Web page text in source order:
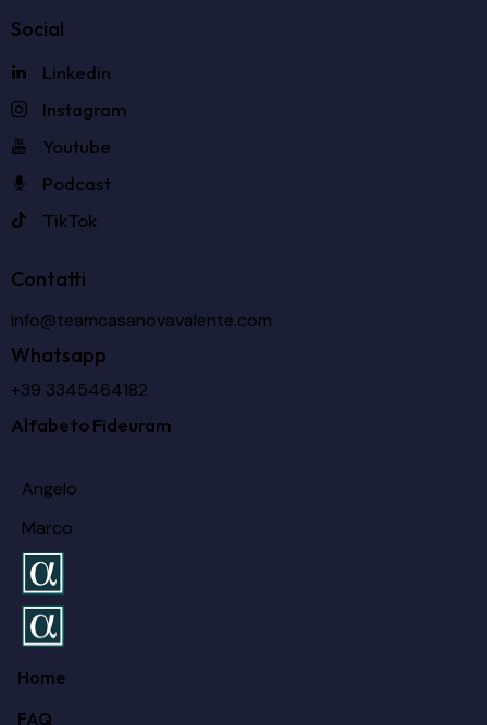
Social
Linkedin
Instagram
Youtube
Podcast
TikTok
Contatti
info@teamcasanovavalente.com
Whatsapp
+39 3345464182
Alfabeto Fideuram
Angelo
Marco
Home
FAQ